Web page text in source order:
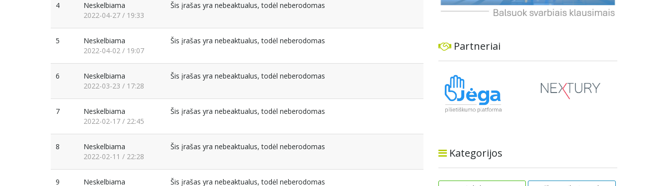
4
Neskelbiama
2022-04-27 / 19:33
Šis įrašas yra nebeaktualus, todėl neberodomas
5
Neskelbiama
2022-04-02 / 19:07
Šis įrašas yra nebeaktualus, todėl neberodomas
6
Neskelbiama
2022-03-23 / 17:28
Šis įrašas yra nebeaktualus, todėl neberodomas
7
Neskelbiama
2022-02-17 / 22:45
Šis įrašas yra nebeaktualus, todėl neberodomas
8
Neskelbiama
2022-02-11 / 22:28
Šis įrašas yra nebeaktualus, todėl neberodomas
9
Neskelbiama
Šis įrašas yra nebeaktualus, todėl neberodomas
Partneriai
Kategorijos